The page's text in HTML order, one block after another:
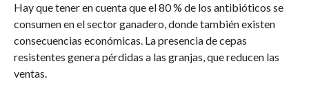
Hay que tener en cuenta que el 80 % de los antibióticos se
consumen en el sector ganadero, donde también existen
consecuencias económicas. La presencia de cepas
resistentes genera pérdidas a las granjas, que reducen las
ventas.